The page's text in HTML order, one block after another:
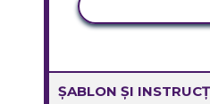
ȘABLON ȘI